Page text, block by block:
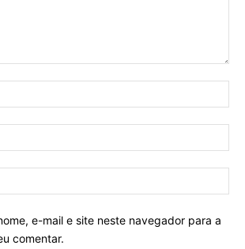
e-mail e site neste navegador para a
comentar.